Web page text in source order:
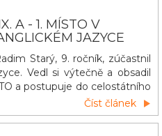
A - 1. MÍSTO V
JAZYCE
Starý, 9. ročník, zúčastnil
Vedl si výtečně a obsadil
a postupuje do celostátního
dalších úspěchů.Číst článek